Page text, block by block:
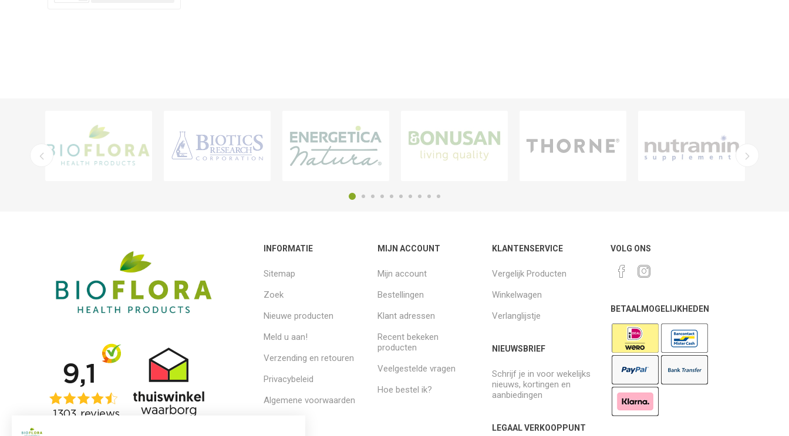
INFORMATIE
Sitemap
Zoek
Nieuwe producten
Meld u aan!
Verzending en retouren
Privacybeleid
Algemene voorwaarden
MIJN ACCOUNT
Mijn account
Bestellingen
Klant adressen
Recent bekeken
producten
Veelgestelde vragen
Hoe bestel ik?
KLANTENSERVICE
Vergelijk Producten
Winkelwagen
Verlanglijstje
NIEUWSBRIEF
Schrijf je in voor wekelijks
nieuws, kortingen en
aanbiedingen
LEGAAL VERKOOPPUNT
VOLG ONS
BETAALMOGELIJKHEDEN